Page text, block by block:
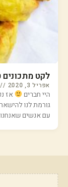
לקט
אפריל 3, 2020
היי חברים
אז
גורמת לנו
עם אנשים